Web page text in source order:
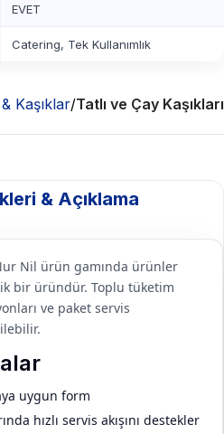
EVET
Catering, Tek Kullanımlık
Kaşıklar Tatlı ve Çay Kaşıkları
& Açıklama
Nil ürün gamında ürünler
bir üründür. Toplu tüketim
ve paket servis
uygun form
hızlı servis akışını destekler